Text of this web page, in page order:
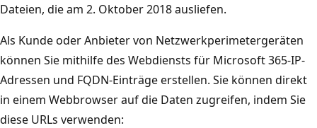
Dateien, die am 2. Oktober 2018 ausliefen.
Als Kunde oder Anbieter von Netzwerkperimetergeräten
können Sie mithilfe des Webdiensts für Microsoft 365-IP-
Adressen und FQDN-Einträge erstellen. Sie können direkt
in einem Webbrowser auf die Daten zugreifen, indem Sie
diese URLs verwenden: